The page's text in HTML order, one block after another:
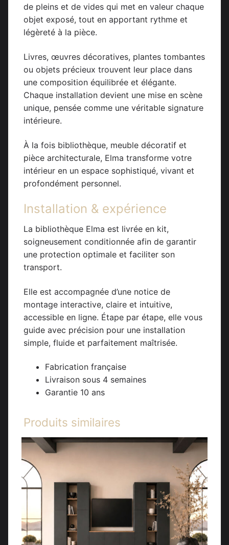
de pleins et de vides qui met en valeur chaque
objet exposé, tout en apportant rythme et
légèreté à la pièce.
Livres, œuvres décoratives, plantes tombantes
ou objets précieux trouvent leur place dans
une composition équilibrée et élégante.
Chaque installation devient une mise en scène
unique, pensée comme une véritable signature
intérieure.
À la fois bibliothèque, meuble décoratif et
pièce architecturale, Elma transforme votre
intérieur en un espace sophistiqué, vivant et
profondément personnel.
Installation & expérience
La bibliothèque Elma est livrée en kit,
soigneusement conditionnée afin de garantir
une protection optimale et faciliter son
transport.
Elle est accompagnée d’une notice de
montage interactive, claire et intuitive,
accessible en ligne. Étape par étape, elle vous
guide avec précision pour une installation
simple, fluide et parfaitement maîtrisée.
Fabrication française
Livraison sous 4 semaines
Garantie 10 ans
Produits similaires